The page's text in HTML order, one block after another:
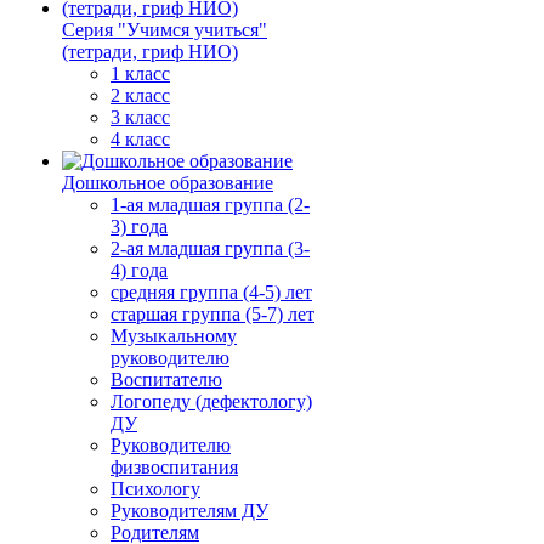
Серия "Учимся учиться"
(тетради, гриф НИО)
1 класс
2 класс
3 класс
4 класс
Дошкольное образование
1-ая младшая группа (2-
3) года
2-ая младшая группа (3-
4) года
средняя группа (4-5) лет
старшая группа (5-7) лет
Музыкальному
руководителю
Воспитателю
Логопеду (дефектологу)
ДУ
Руководителю
физвоспитания
Психологу
Руководителям ДУ
Родителям